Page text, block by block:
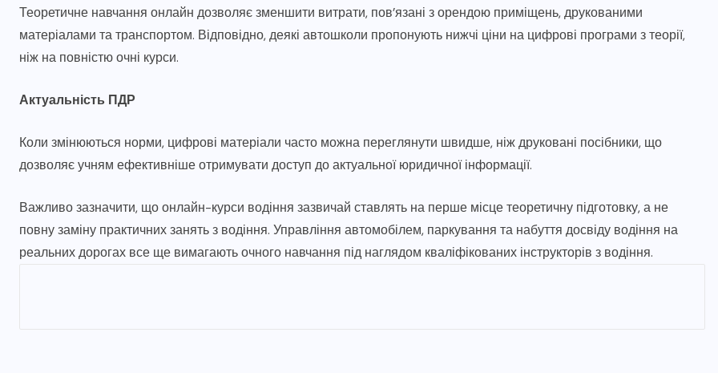
Теоретичне навчання онлайн дозволяє зменшити витрати, пов’язані з орендою приміщень, друкованими
матеріалами та транспортом. Відповідно, деякі автошколи пропонують нижчі ціни на цифрові програми з теорії,
ніж на повністю очні курси.
Актуальність ПДР
Коли змінюються норми, цифрові матеріали часто можна переглянути швидше, ніж друковані посібники, що
дозволяє учням ефективніше отримувати доступ до актуальної юридичної інформації.
Важливо зазначити, що онлайн-курси водіння зазвичай ставлять на перше місце теоретичну підготовку, а не
повну заміну практичних занять з водіння. Управління автомобілем, паркування та набуття досвіду водіння на
реальних дорогах все ще вимагають очного навчання під наглядом кваліфікованих інструкторів з водіння.